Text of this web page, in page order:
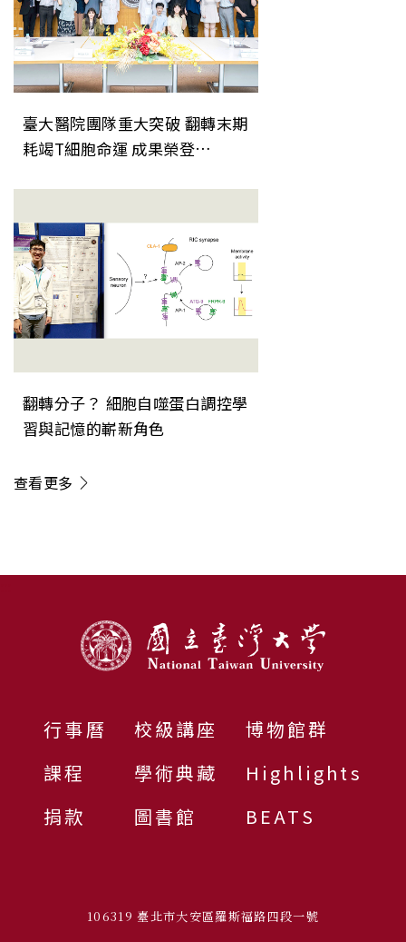
臺大醫院團隊重大突破 翻轉末期
耗竭T細胞命運 成果榮登
翻轉分子？ 細胞自噬蛋白調控學
習與記憶的嶄新角色
查看更多
行事曆
課程
捐款
校級講座
學術典藏
圖書館
博物館群
Highlights
BEATS
106319 臺北市大安區羅斯福路四段一號